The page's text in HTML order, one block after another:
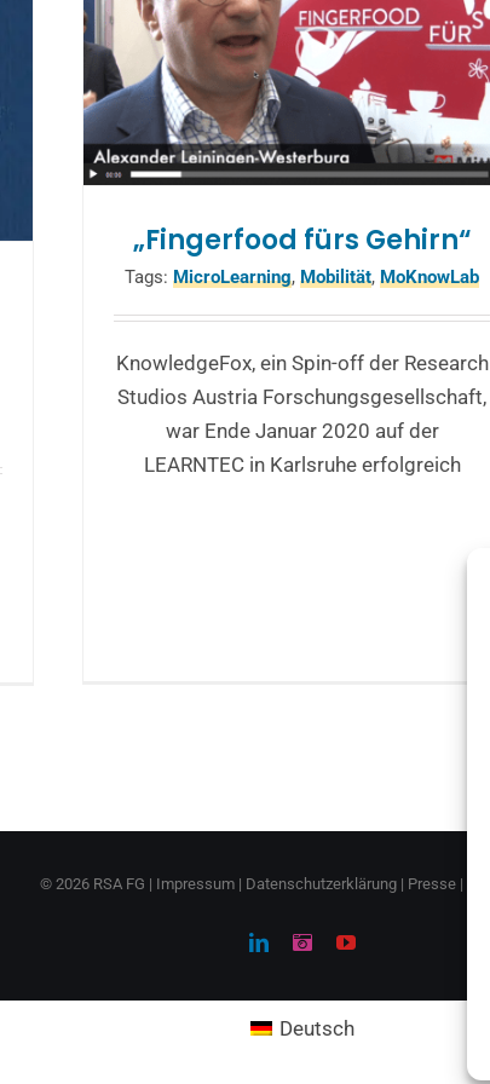
„Fingerfood fürs Gehirn“
Tags:MicroLearning,Mobilität,MoKnowLab
KnowledgeFox, ein Spin-off der Research
Studios Austria Forschungsgesellschaft,
war Ende Januar 2020 auf der
LEARNTEC in Karlsruhe erfolgreich
© 2026 RSA FG | Impressum | Datenschutzerklärung | Presse |
LinkedInInstagramYouTube
Deutsch